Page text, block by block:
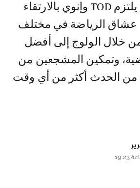
وبهذه الشراكة، يلتزم TOD وإنوي بالارتقاء
عشاق الرياضة في مختلف
من خلال الولوج إلى أفضل
وتمكين المشجعين من
من الحدث أكثر من أي وقت